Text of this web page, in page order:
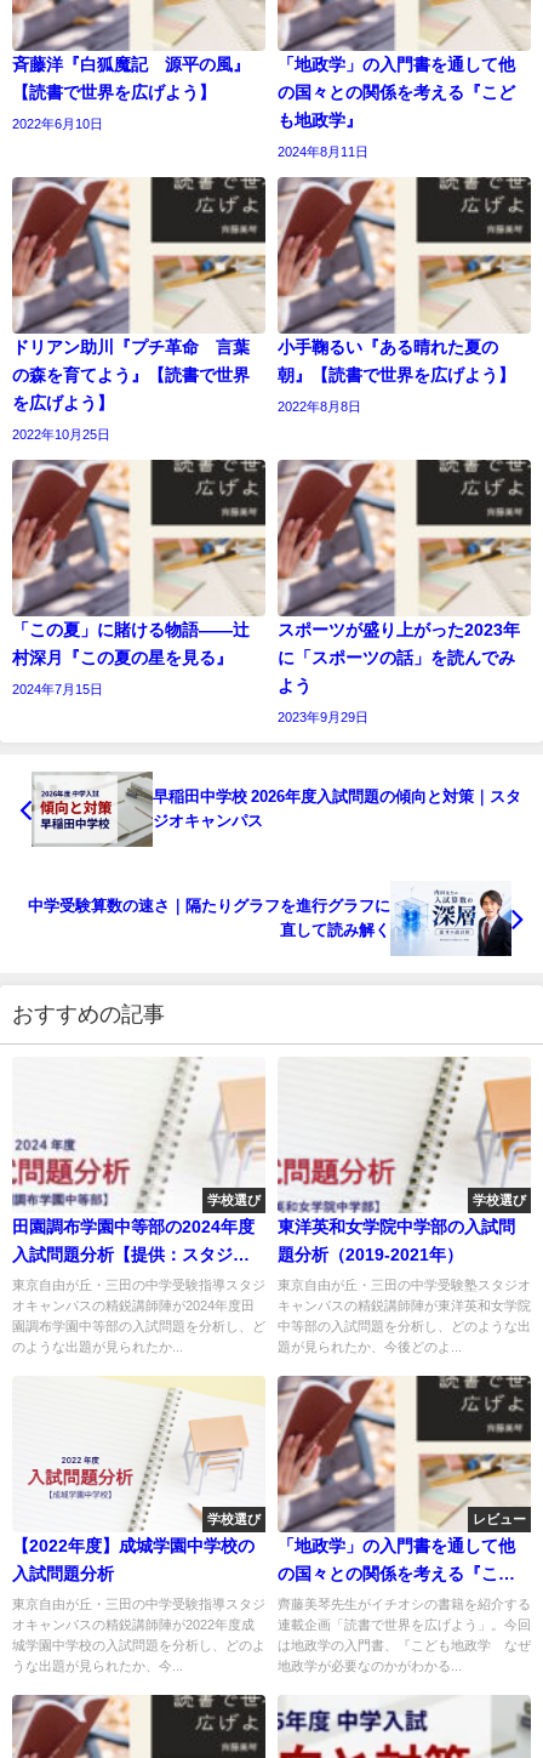
斉藤洋『白狐魔記 源平の風』
【読書で世界を広げよう】
2022年6月10日
「地政学」の入門書を通して他
の国々との関係を考える『こど
も地政学』
2024年8月11日
ドリアン助川『プチ革命 言葉
の森を育てよう』【読書で世界
を広げよう】
2022年10月25日
小手鞠るい『ある晴れた夏の
朝』【読書で世界を広げよう】
2022年8月8日
「この夏」に賭ける物語――辻
村深月『この夏の星を見る』
2024年7月15日
スポーツが盛り上がった2023年
に「スポーツの話」を読んでみ
よう
2023年9月29日
早稲田中学校 2026年度入試問題の傾向と対策｜スタ
ジオキャンパス
中学受験算数の速さ｜隔たりグラフを進行グラフに
直して読み解く
おすすめの記事
学校選び
田園調布学園中等部の2024年度
入試問題分析【提供：スタジオ
キャンパス】
東京自由が丘・三田の中学受験指導スタジ
オキャンパスの精鋭講師陣が2024年度田
園調布学園中等部の入試問題を分析し、ど
のような出題が見られたか...
学校選び
東洋英和女学院中学部の入試問
題分析（2019-2021年）
東京自由が丘・三田の中学受験塾スタジオ
キャンパスの精鋭講師陣が東洋英和女学院
中等部の入試問題を分析し、どのような出
題が見られたか、今後どのよ...
学校選び
【2022年度】成城学園中学校の
入試問題分析
東京自由が丘・三田の中学受験指導スタジ
オキャンパスの精鋭講師陣が2022年度成
城学園中学校の入試問題を分析し、どのよ
うな出題が見られたか、今...
レビュー
「地政学」の入門書を通して他
の国々との関係を考える『こど
も地政学』
齊藤美琴先生がイチオシの書籍を紹介する
連載企画「読書で世界を広げよう」。今回
は地政学の入門書、『こども地政学 なぜ
地政学が必要なのかがわかる...